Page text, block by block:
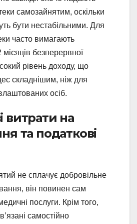
самозайнятим, оскільки
бути нестабільними. Для
часто вимагають
безперервної
рівень доходу, що
складнішим, ніж для
осіб.
витрати на
та податкові
не сплачує добровільне
він повинен сам
послуги. Крім того,
самостійно